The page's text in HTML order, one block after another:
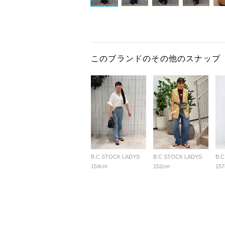
このブランドのその他のスナップ
B.C STOCK LADYS
154cm
B.C STOCK LADYS
152cm